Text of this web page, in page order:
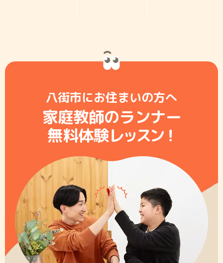
八街市にお住まいの方へ
家庭教師のランナー
無料体験レッスン！